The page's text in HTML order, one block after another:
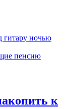
гитару ночью
пенсию
к